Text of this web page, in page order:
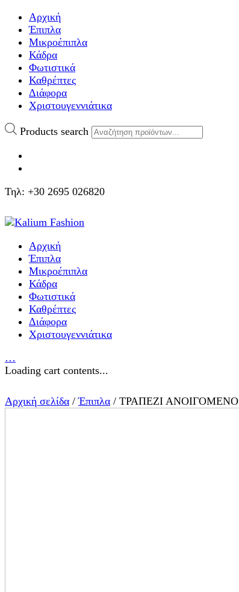
Αρχική
Έπιπλα
Μικροέπιπλα
Κάδρα
Φωτιστικά
Καθρέπτες
Διάφορα
Χριστουγεννιάτικα
Products search
Τηλ: +30 2695 026820
Αρχική
Έπιπλα
Μικροέπιπλα
Κάδρα
Φωτιστικά
Καθρέπτες
Διάφορα
Χριστουγεννιάτικα
…
Loading cart contents...
Αρχική σελίδα /Έπιπλα / TΡΑΠΕΖΙ ΑΝΟΙΓΟΜΕΝΟ